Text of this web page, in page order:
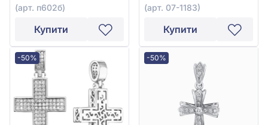
(арт. п602б)
Купити
(арт. 07-1183)
Купити
-50% -50%